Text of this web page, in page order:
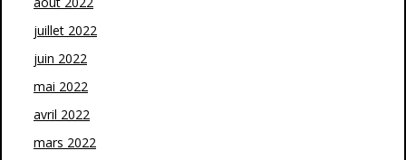
juillet 2022
juin 2022
mai 2022
avril 2022
mars 2022